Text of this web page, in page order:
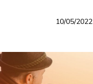
10/05/2022